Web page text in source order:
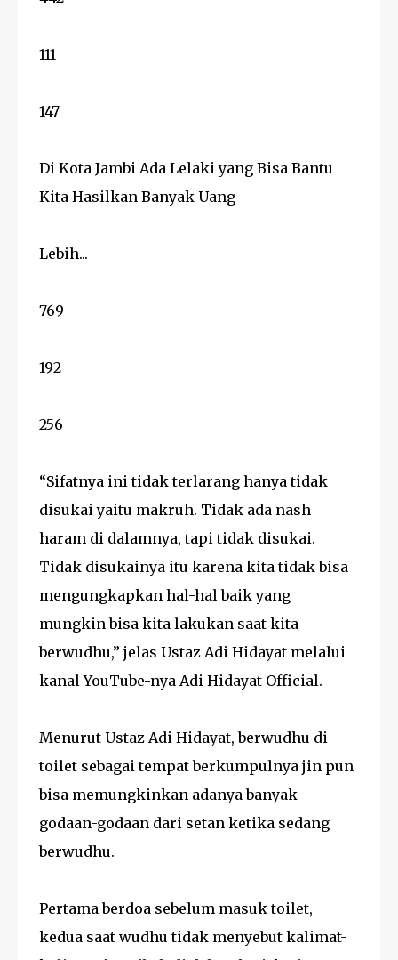
111
147
Di Kota Jambi Ada Lelaki yang Bisa Bantu
Kita Hasilkan Banyak Uang
Lebih...
769
192
256
“Sifatnya ini tidak terlarang hanya tidak
disukai yaitu makruh. Tidak ada nash
haram di dalamnya, tapi tidak disukai.
Tidak disukainya itu karena kita tidak bisa
mengungkapkan hal-hal baik yang
mungkin bisa kita lakukan saat kita
berwudhu,” jelas Ustaz Adi Hidayat melalui
kanal YouTube-nya Adi Hidayat Official.
Menurut Ustaz Adi Hidayat, berwudhu di
toilet sebagai tempat berkumpulnya jin pun
bisa memungkinkan adanya banyak
godaan-godaan dari setan ketika sedang
berwudhu.
Pertama berdoa sebelum masuk toilet,
kedua saat wudhu tidak menyebut kalimat-